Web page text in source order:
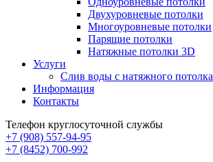
Двухуровневые потолки
Многоуровневые потолки
Парящие потолки
Натяжные потолки 3D
Услуги
Слив воды с натяжного потолка
Информация
Контакты
Телефон круглосуточной службы
+7 (908) 557-94-95
+7 (8452) 700-992